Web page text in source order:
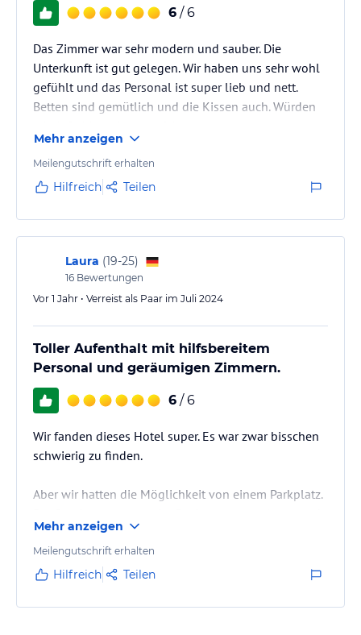
Hinweis:
Verfasst von HolidayCheck mit Hilfe von KI. Alle
Angaben ohne Gewähr. Bitte lies vor der Buchung die
6 / 6
Das Zimmer war sehr modern und sauber. Die
Unterkunft ist gut gelegen. Wir haben uns sehr wohl
gefühlt und das Personal ist super lieb und nett.
Betten sind gemütlich und die Kissen auch. Würden
Mehr anzeigen
Meilengutschrift erhalten
Hilfreich Teilen
Laura (19-25)
16 Bewertungen
Vor 1 Jahr • Verreist als Paar im Juli 2024
Toller Aufenthalt mit hilfsbereitem
Personal und geräumigen Zimmern.
6 / 6
Wir fanden dieses Hotel super. Es war zwar bisschen
schwierig zu finden.
Aber wir hatten die Möglichkeit von einem Parkplatz.
lustig
Und die Zimmer waren richtig groß einfach nur toll
Mehr anzeigen
Meilengutschrift erhalten
Hilfreich Teilen